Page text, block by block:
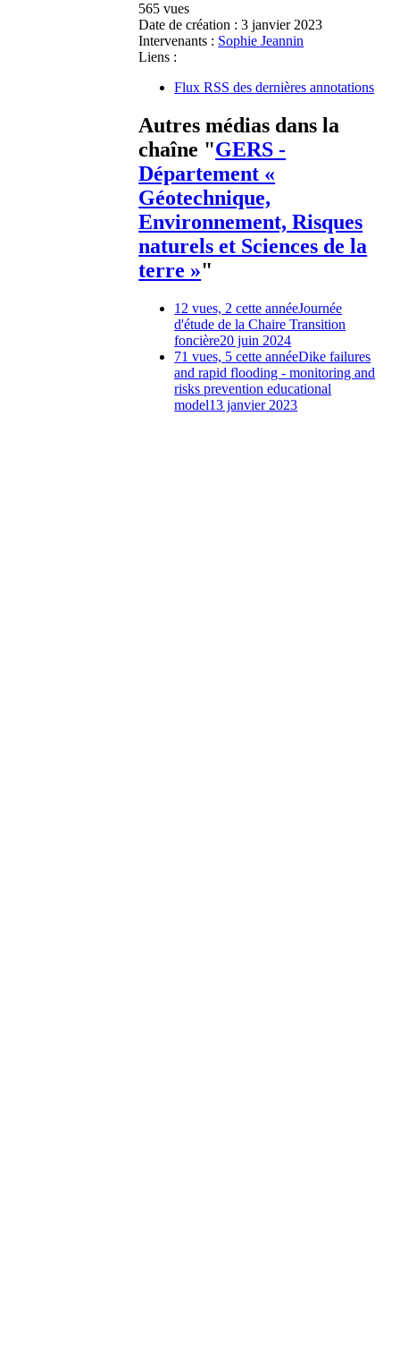
565 vues
Date de création : 3 janvier 2023
Intervenants : Sophie Jeannin
Liens :
Flux RSS des dernières annotations
Autres médias dans la
chaîne "GERS -
Département «
Géotechnique,
Environnement, Risques
naturels et Sciences de la
terre »"
12 vues, 2 cette annéeJournée
d'étude de la Chaire Transition
foncière20 juin 2024
71 vues, 5 cette annéeDike failures
and rapid flooding - monitoring and
risks prevention educational
model13 janvier 2023